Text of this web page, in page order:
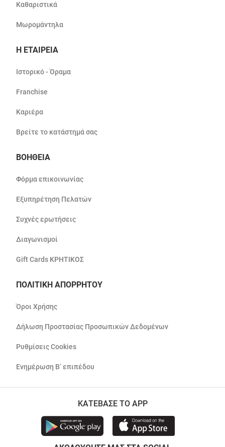
Καθαριστικά
Μωρομάντηλα
Η ΕΤΑΙΡΕΙΑ
Ιστορικό - Όραμα
Franchise
Καριέρα
Βρείτε το κατάστημά σας
ΒΟΗΘΕΙΑ
Φόρμα επικοινωνίας
Εξυπηρέτηση Πελατών
Συχνές ερωτήσεις
Διαγωνισμοί
Gift Cards ΚΡΗΤΙΚΟΣ
ΠΟΛΙΤΙΚΗ ΑΠΟΡΡΗΤΟΥ
Όροι Χρήσης
Δήλωση Προστασίας Προσωπικών Δεδομένων
Ρυθμίσεις Cookies
Ενημέρωση Β’ επιπέδου
ΚΑΤΕΒΑΣΕ ΤΟ APP